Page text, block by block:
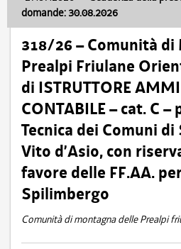
domande: 30.08.2026
318/26 – Comunità
Prealpi Friulane
di ISTRUTTORE
CONTABILE – cat. C –
Tecnica dei Comuni
Vito d’Asio, con
favore delle FF.AA.
Spilimbergo
Comunità di montagna delle Prealpi